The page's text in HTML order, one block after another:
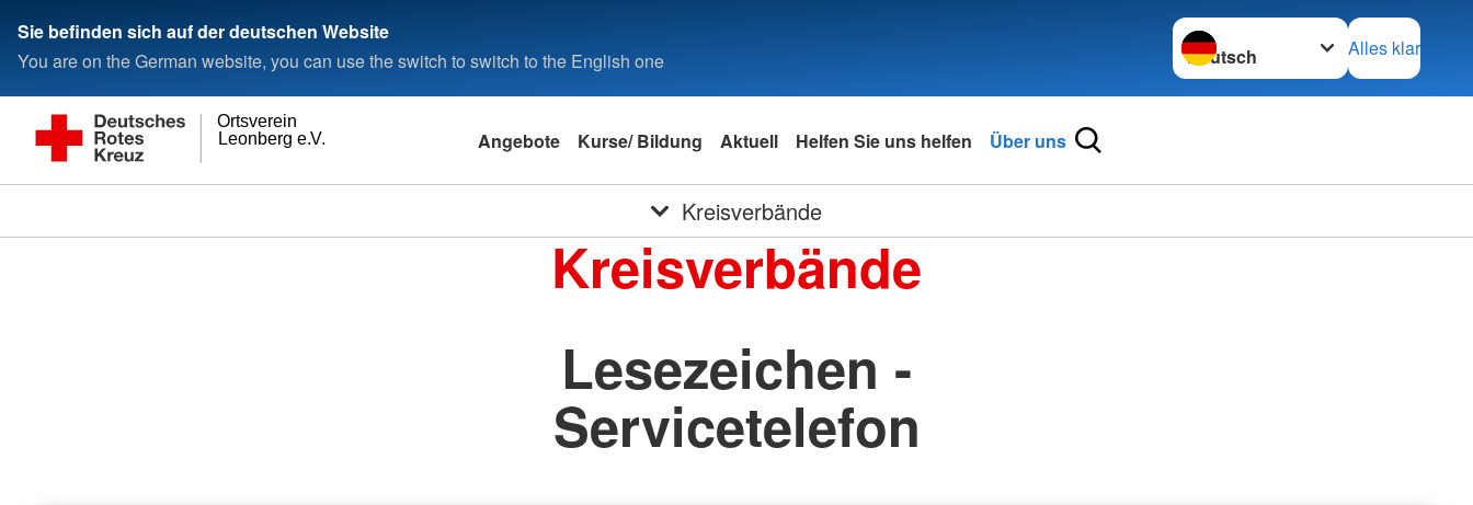
Sie befinden sich auf der deutschen Website
You are on the German website, you can use the switch to switch to the English one
Sprache wechseln zu
Alles klar
Leonberg e.V.
Ortsverein
Angebote Kurse/ Bildung Aktuell Helfen Sie uns helfen Über uns
Kreisverbände
Kreisverbände
Lesezeichen -
Servicetelefon